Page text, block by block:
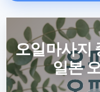
오일마사지
일본